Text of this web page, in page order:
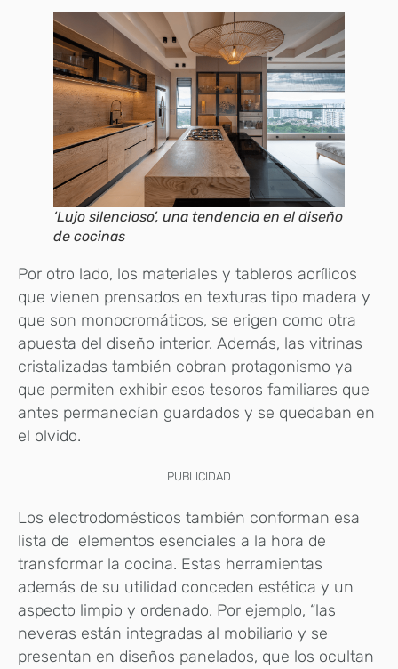
‘Lujo silencioso’, una tendencia en el diseño
de cocinas
Por otro lado, los materiales y tableros acrílicos
que vienen prensados en texturas tipo madera y
que son monocromáticos, se erigen como otra
apuesta del diseño interior. Además, las vitrinas
cristalizadas también cobran protagonismo ya
que permiten exhibir esos tesoros familiares que
antes permanecían guardados y se quedaban en
el olvido.
PUBLICIDAD
Los electrodomésticos también conforman esa
lista de elementos esenciales a la hora de
transformar la cocina. Estas herramientas
además de su utilidad conceden estética y un
aspecto limpio y ordenado. Por ejemplo, “las
neveras están integradas al mobiliario y se
presentan en diseños panelados, que los ocultan